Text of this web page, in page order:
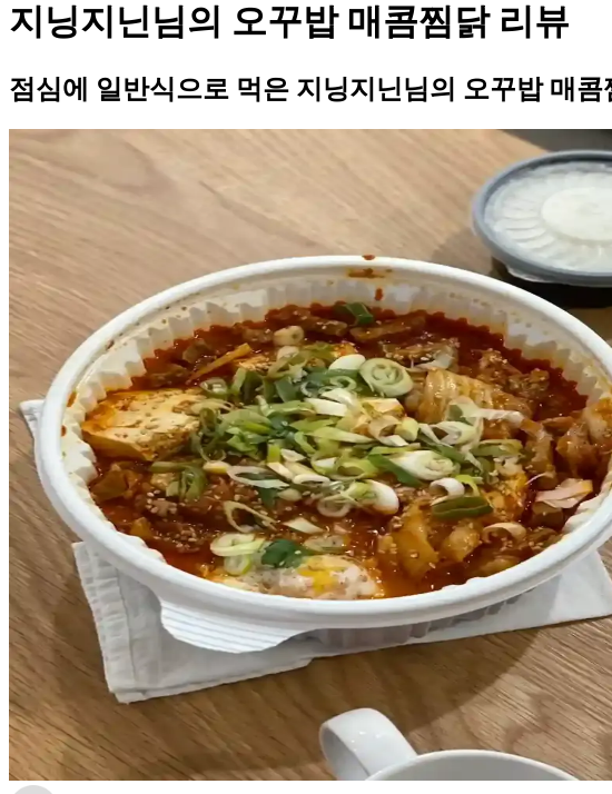
지닝지닌님의 오꾸밥 매콤찜닭 리뷰
점심에 일반식으로 먹은 지닝지닌님의 오꾸밥 매